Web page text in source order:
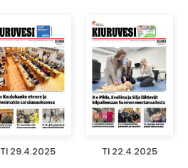
TI 29.4.2025 TI 22.4.2025